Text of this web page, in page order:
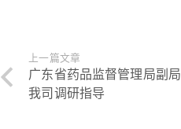
上一篇文章
广东省药品监督管理局副
我司调研指导